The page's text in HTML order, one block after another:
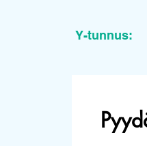
Y-tunnus: